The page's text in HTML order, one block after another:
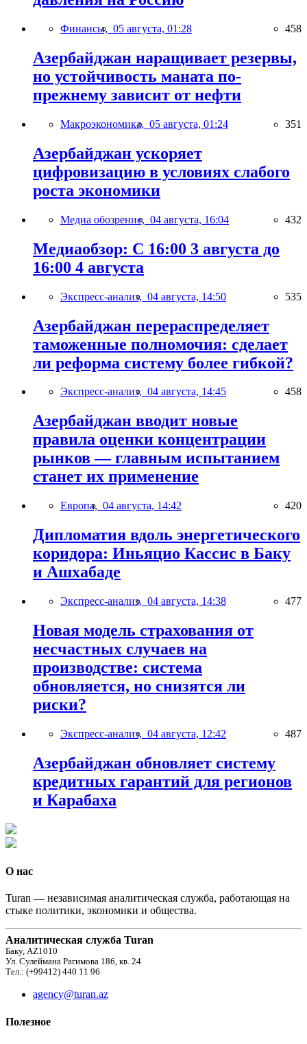
Финансы, 05 августа, 01:28 458
Азербайджан наращивает резервы,
но устойчивость маната по-
прежнему зависит от нефти
Макроэкономика, 05 августа, 01:24 351
Азербайджан ускоряет
цифровизацию в условиях слабого
роста экономики
Медиа обозрение, 04 августа, 16:04 432
Медиаобзор: С 16:00 3 августа до
16:00 4 августа
Экспресс-анализ, 04 августа, 14:50 535
Азербайджан перераспределяет
таможенные полномочия: сделает
ли реформа систему более гибкой?
Экспресс-анализ, 04 августа, 14:45 458
Азербайджан вводит новые
правила оценки концентрации
рынков — главным испытанием
станет их применение
Европа, 04 августа, 14:42 420
Дипломатия вдоль энергетического
коридора: Иньяцио Кассис в Баку
и Ашхабаде
Экспресс-анализ, 04 августа, 14:38 477
Новая модель страхования от
несчастных случаев на
производстве: система
обновляется, но снизятся ли
риски?
Экспресс-анализ, 04 августа, 12:42 487
Азербайджан обновляет систему
кредитных гарантий для регионов
и Карабаха
О нас
Turan — независимая аналитическая служба, работающая на
стыке политики, экономики и общества.
Аналитическая служба Turan
Баку, AZ1010
Ул. Сулеймана Рагимова 186, кв. 24
Тел.: (+99412) 440 11 96
agency@turan.az
Полезное